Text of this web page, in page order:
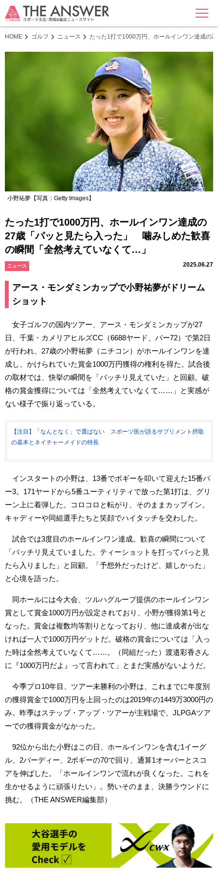
MENU
HOME ゴルフ ニュース たった1打で1000万円、ホールインワン達成
小野祐夢【写真：Getty Images】
たった1打で1000万円、ホールインワン達成の
27歳「パッと見たら入った」 噛みしめた歓喜
の瞬間「全然考えていなくて…」
ニュース 2025.06.27
アース・モンダミンカップで小野祐夢がドリーム
ショット
女子ゴルフの国内ツアー、アース・モンダミンカップが27
日、千葉・カメリアヒルズCC（6688ヤード、パー72）で第2日
が行われ、27歳の小野祐夢（ニチコン）がホールインワンを達
成し、かけられていた賞金1000万円獲得の権利を得た。試合後
の取材では、快挙の瞬間を「バッチリ見えていた」と回顧。破
格の賞金獲得については「全然考えていなくて……」と実感が
ない様子で振り返っている。
【注目】「なんとなく」で選ばない スポーツ医が語るサプリメント摂取
の基本とネイチャーメイドの特長
インスタートの小野は、13番でボギーを叩いて迎えた15番パ
ー3。171ヤードから5番ユーティリティで放った第1打は、グリ
ーン上に着弾した。コロコロと転がり、そのままカップイン。
キャディーや同組選手たちと笑顔でハイタッチを交わした。
試合では3度目のホールインワン達成。歓喜の瞬間について
「バッチリ見えていました。ティーショットを打ってパっと見
たら入りました」と回顧。「予想外だったけど、嬉しかった」
と心境を語った。
同ホールには今大会、ツルハグループ提供のホールインワン
賞として賞金1000万円が設定されており、小野が獲得第1号と
なった。賞金は複数均等割りとなっており、他に達成者が出な
ければ一人で1000万円ゲットだ。破格の賞金については「入っ
た時は全然考えていなくて……。（同組だった）渡邉彩香さん
に『1000万円だよ』って言われて」とまだ実感がないようだ。
今季プロ10年目、ツアー未勝利の小野は、これまでに年度別
の獲得賞金で1000万円を上回ったのは2019年の1449万3000円の
み。昨季はステップ・アップ・ツアーが主戦場で、JLPGAツア
ーでの獲得賞金がなかった。
92位から出た小野はこの日、ホールインワンを含む1イーグ
ル、2バーディー、2ボギーの70で回り、通算1オーバーとスコ
アを伸ばした。「ホールインワンで流れが良くなった。これを
生かせるように頑張りたい」。勢いそのまま、決勝ラウンドに
挑む。（THE ANSWER編集部）